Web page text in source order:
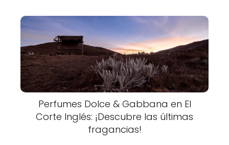
Perfumes Dolce & Gabbana en El
Corte Inglés: ¡Descubre las últimas
fragancias!